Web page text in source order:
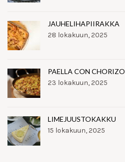
JAUHELIHAPIIRAKKA
28 lokakuun, 2025
PAELLA CON CHORIZO
23 lokakuun, 2025
LIMEJUUSTOKAKKU
15 lokakuun, 2025